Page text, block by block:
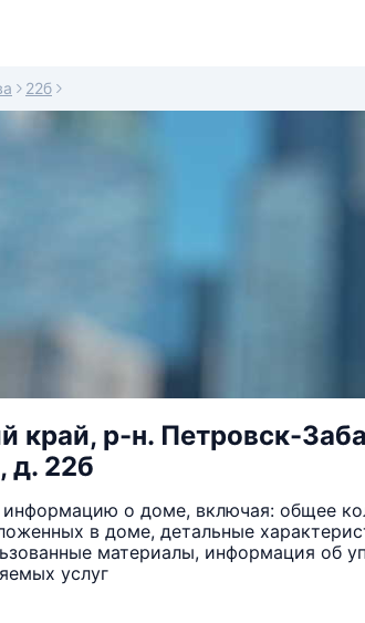
22б
край, р-н. Петровск-
д. 22б
о доме, включая: общее
в доме, детальные
материалы, информация об
услуг